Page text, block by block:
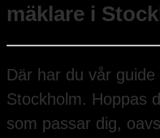
mäklare i
Där har du vår guide
Stockholm. Hoppas
som passar dig,